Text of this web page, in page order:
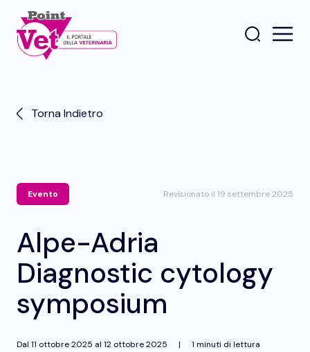
Torna Indietro
Evento Revisionato il 19 settembre 2025
Alpe-Adria
Diagnostic cytology
symposium
Dal 11 ottobre 2025 al 12 ottobre 2025 | 1 minuti di lettura